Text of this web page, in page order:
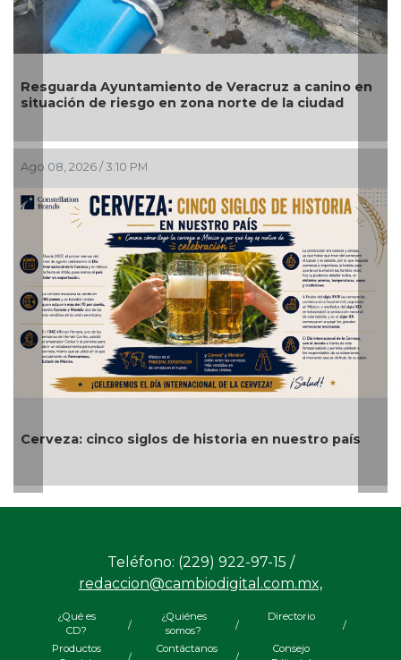
canino en
ciudad
país
Operativos dejan 27 detenidos, dos
rescatadas y más de 200 dosis
Ago 08, 2026 / 2:13 PM
Alvarado cumple tres días sin luz ni
el malestar ciudadano📹
Teléfono: (229) 922-97-15 /
redaccion@cambiodigital.com.mx,
¿Qué es
CD?
/
¿Quiénes
somos?
/
Directorio
/
Productos
Contáctanos
Consejo